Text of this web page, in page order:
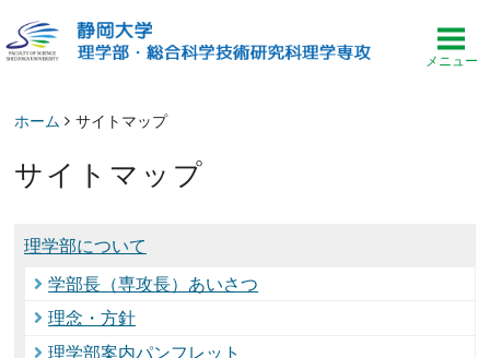
ホーム サイトマップ
サイトマップ
理学部について
学部長（専攻長）あいさつ
理念・方針
理学部案内パンフレット